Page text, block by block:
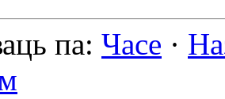
па: Часе ·